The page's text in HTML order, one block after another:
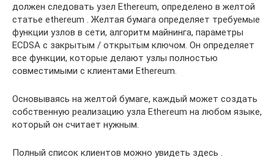
должен следовать узел Ethereum, определено в желтой
статье ethereum . Желтая бумага определяет требуемые
функции узлов в сети, алгоритм майнинга, параметры
ECDSA с закрытым / открытым ключом. Он определяет
все функции, которые делают узлы полностью
совместимыми с клиентами Ethereum.
Основываясь на желтой бумаге, каждый может создать
собственную реализацию узла Ethereum на любом языке,
который он считает нужным.
Полный список клиентов можно увидеть здесь .